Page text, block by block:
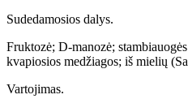
Sudedamosios dalys.
Fruktozė; D-manozė;
kvapiosios medžiagos; iš mielių
Vartojimas.